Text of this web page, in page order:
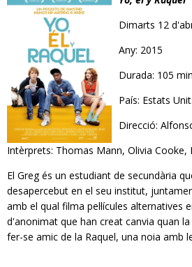
Dimarts 12
Any: 2015
Durada: 105
País: Estats
Direcció:
Intèrprets: Thomas Mann, Olivia Cooke,
El Greg és un estudiant de secundària
desapercebut en el seu institut,
amb el qual filma pel·lícules alternatives
d'anonimat que han creat canvia quan
fer-se amic de la Raquel, una noia amb